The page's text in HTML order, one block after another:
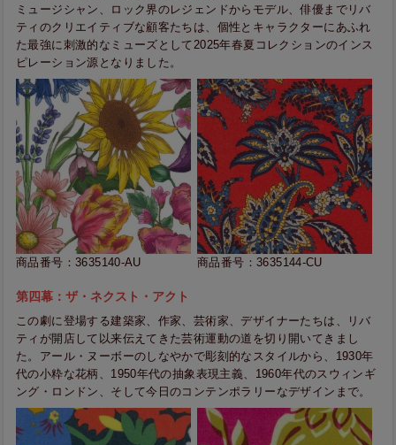
ミュージシャン、ロック界のレジェンドからモデル、俳優までリバ
ティのクリエイティブな顧客たちは、個性とキャラクターにあふれ
た最強に刺激的なミューズとして2025年春夏コレクションのインス
ピレーション源となりました。
商品番号：3635140-AU 商品番号：3635144-CU
第四幕：ザ・ネクスト・アクト
この劇に登場する建築家、作家、芸術家、デザイナーたちは、リバ
ティが開店して以来伝えてきた芸術運動の道を切り開いてきまし
た。アール・ヌーボーのしなやかで彫刻的なスタイルから、1930年
代の小粋な花柄、1950年代の抽象表現主義、1960年代のスウィンギ
ング・ロンドン、そして今日のコンテンポラリーなデザインまで。